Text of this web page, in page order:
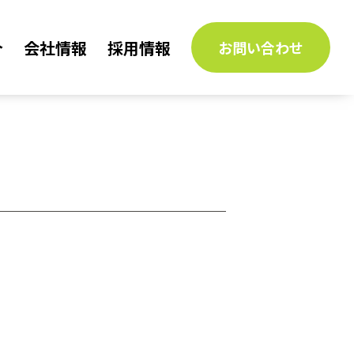
会社情報 採用情報 お問い合わせ